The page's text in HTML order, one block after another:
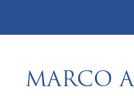
MARCO